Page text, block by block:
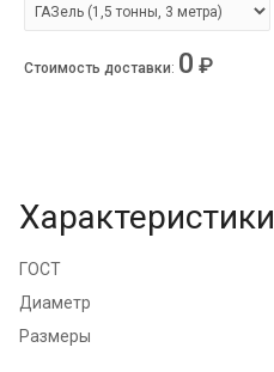
Стоимость доставки: 0 ₽
Характеристики
ГОСТ
Диаметр
Размеры